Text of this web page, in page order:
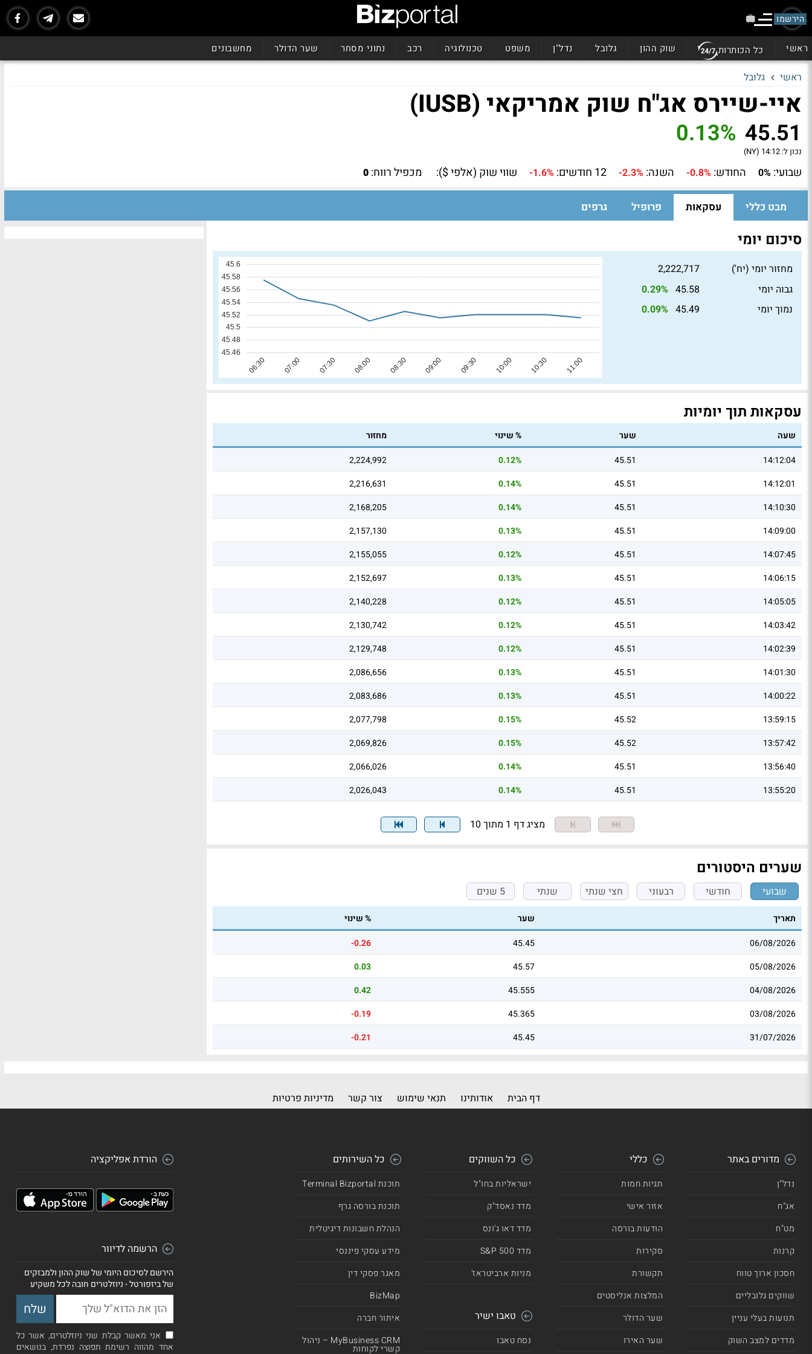
הירשמו
ראשי כל הכותרות שוק ההון גלובל נדל"ן משפט טכנולוגיה רכב נתוני מסחר שער הדולר מחשבונים
ראשי גלובל
איי-שיירס אג"ח שוק אמריקאי (IUSB)
45.51
0.13%
נכון ל: 14:12 (NY)
שבועי: 0% החודש: -0.8% השנה: -2.3% 12 חודשים: -1.6% שווי שוק (אלפי $): מכפיל רווח: 0
מבט כללי עסקאות פרופיל גרפים
סיכום יומי
מחזור יומי (יח')
2,222,717
גבוה יומי
45.58
0.29%
נמוך יומי
45.49
0.09%
עסקאות תוך יומיות
שעה שער % שינוי
מחזור
14:12:04
45.51
0.12%
2,224,992
14:12:01
45.51
0.14%
2,216,631
14:10:30
45.51
0.14%
2,168,205
14:09:00
45.51
0.13%
2,157,130
14:07:45
45.51
0.12%
2,155,055
14:06:15
45.51
0.13%
2,152,697
14:05:05
45.51
0.12%
2,140,228
14:03:42
45.51
0.12%
2,130,742
14:02:39
45.51
0.12%
2,129,748
14:01:30
45.51
0.13%
2,086,656
14:00:22
45.51
0.13%
2,083,686
13:59:15
45.52
0.15%
2,077,798
13:57:42
45.52
0.15%
2,069,826
13:56:40
45.51
0.14%
2,066,026
13:55:20
45.51
0.14%
2,026,043
מציג דף 1 מתוך 10
שערים היסטורים
שבועי חודשי רבעוני חצי שנתי שנתי 5 שנים
תאריך שער
% שינוי
06/08/2026
45.45
-0.26
05/08/2026
45.57
0.03
04/08/2026
45.555
0.42
03/08/2026
45.365
-0.19
31/07/2026
45.45
-0.21
דף הבית אודותינו תנאי שימוש צור קשר מדיניות פרטיות
מדורים באתר
נדל"ן
אג"ח
מט"ח
קרנות
חסכון ארוך טווח
שווקים גלובליים
תנועות בעלי עניין
מדדים למצב השוק
כללי
תגיות חמות
אזור אישי
הודעות בורסה
סקירות
תקשורת
המלצות אנליסטים
שער הדולר
שער האירו
כל השווקים
ישראליות בחו"ל
מדד נאסד"ק
מדד דאו ג'ונס
מדד 500 S&P
מניות ארביטראז'
טאבו ישיר
נסח טאבו
כל השירותים
תוכנת Terminal Bizportal
תוכנת בורסה גרף
הנהלת חשבונות דיגיטלית
מידע עסקי פיננסי
מאגר פסקי דין
BizMap
איתור חברה
MyBusiness CRM – ניהול
קשרי לקוחות
הורדת אפליקציה
הרשמה לדיוור
הירשם לסיכום היומי של שוק ההון ולמבזקים
של ביזפורטל - ניוזלטרים חובה לכל משקיע
אני מאשר קבלת שני ניוזלטרים, אשר כל
אחד מהווה רשימת תפוצה נפרדת, בנושאים